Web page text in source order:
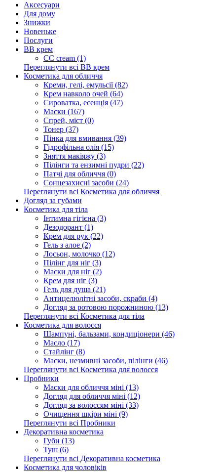
Аксесуари
Для дому
Знижки
Новеньке
Послуги
BB крем
CC cream (1)
Переглянути всі BB крем
Косметика для обличчя
Креми, гелі, емульсії (82)
Крем навколо очей (64)
Сироватка, есенція (47)
Маски (167)
Спрей, міст (0)
Тонер (37)
Пінка для вмивання (39)
Гідрофільна олія (15)
Зняття макіяжу (3)
Пілінги та ензимні пудри (22)
Патчі для обличчя (0)
Сонцезахисні засоби (24)
Переглянути всі Косметика для обличчя
Догляд за губами
Косметика для тіла
Інтимна гігієна (3)
Дезодорант (1)
Крем для рук (22)
Гель з алое (2)
Лосьон, молочко (12)
Пілінг для ніг (3)
Маски для ніг (2)
Крем для ніг (3)
Гель для душа (21)
Антицелюлітні засоби, скраби (4)
Догляд за ротовою порожниною (13)
Переглянути всі Косметика для тіла
Косметика для волосся
Шампуні, бальзами, кондиціонери (46)
Масло (17)
Стайлінг (8)
Маски, незмивні засоби, пілінги (46)
Переглянути всі Косметика для волосся
Пробники
Маски для обличчя міні (13)
Догляд для обличчя міні (12)
Догляд за волоссям міні (33)
Очищення шкіри міні (9)
Переглянути всі Пробники
Декоративна косметика
Губи (13)
Туш (6)
Переглянути всі Декоративна косметика
Косметика для чоловіків